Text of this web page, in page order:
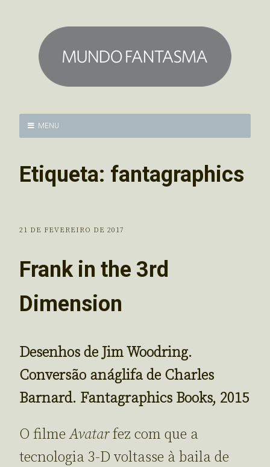
MENU
Etiqueta: fantagraphics
21 DE FEVEREIRO DE 2017
Frank in the 3rd
Dimension
Desenhos de Jim Woodring.
Conversão anáglifa de Charles
Barnard. Fantagraphics Books, 2015
O filmeAvatarfez com que a
tecnologia 3-D voltasse à baila de